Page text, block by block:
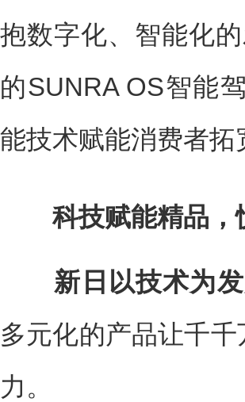
抱数字化、智能化
的SUNRA OS智能
能技术赋能消费者拓
科技赋能精品，
新日以技术为发
多元化的产品让千
力。